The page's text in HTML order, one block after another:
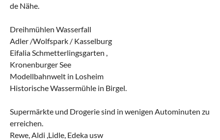
de Nähe.
Dreihmühlen Wasserfall
Adler /Wolfspark / Kasselburg
Eifalia Schmetterlingsgarten ,
Kronenburger See
Modellbahnwelt in Losheim
Historische Wassermühle in Birgel.
Supermärkte und Drogerie sind in wenigen Autominuten zu
erreichen.
Rewe, Aldi ,Lidle, Edeka usw